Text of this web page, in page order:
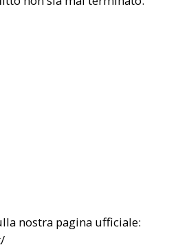
nostra pagina ufficiale: